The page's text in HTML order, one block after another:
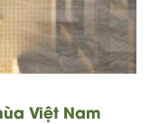
Việt Nam